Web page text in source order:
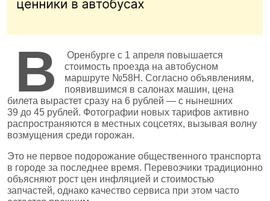
В
Оренбурге с 1 апреля повышается
стоимость проезда на автобусном
маршруте №58Н. Согласно объявлениям,
появившимся в салонах машин, цена
билета вырастет сразу на 6 рублей — с нынешних
39 до 45 рублей. Фотографии новых тарифов активно
распространяются в местных соцсетях, вызывая волну
возмущения среди горожан.
Это не первое подорожание общественного транспорта
в городе за последнее время. Перевозчики традиционно
объясняют рост цен инфляцией и стоимостью
запчастей, однако качество сервиса при этом часто